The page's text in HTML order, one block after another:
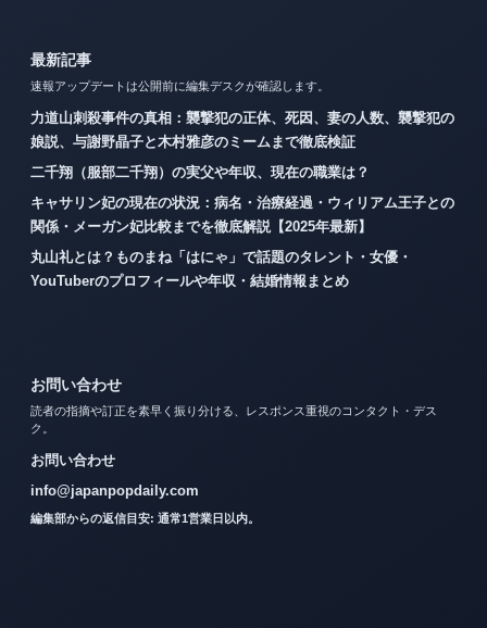
最新記事
速報アップデートは公開前に編集デスクが確認します。
力道山刺殺事件の真相：襲撃犯の正体、死因、妻の人数、襲撃犯の
娘説、与謝野晶子と木村雅彦のミームまで徹底検証
二千翔（服部二千翔）の実父や年収、現在の職業は？
キャサリン妃の現在の状況：病名・治療経過・ウィリアム王子との
関係・メーガン妃比較までを徹底解説【2025年最新】
丸山礼とは？ものまね「はにゃ」で話題のタレント・女優・
YouTuberのプロフィールや年収・結婚情報まとめ
お問い合わせ
読者の指摘や訂正を素早く振り分ける、レスポンス重視のコンタクト・デス
ク。
お問い合わせ
info@japanpopdaily.com
編集部からの返信目安: 通常1営業日以内。